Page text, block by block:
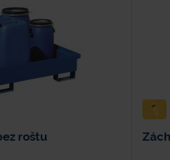
roštu